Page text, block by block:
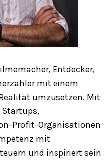
Entdecker,
mit einem
umzusetzen. Mit
Startups,
Profit-Organisationen
mit
und inspiriert sein